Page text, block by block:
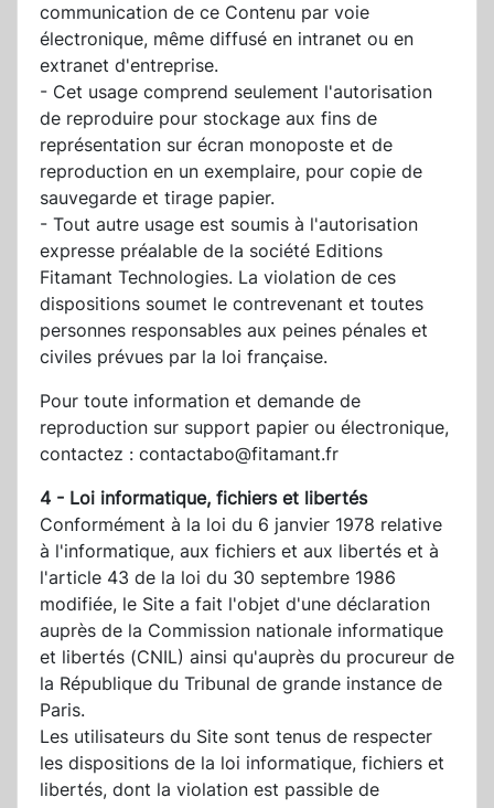
communication de ce Contenu par voie
électronique, même diffusé en intranet ou en
extranet d'entreprise.
- Cet usage comprend seulement l'autorisation
de reproduire pour stockage aux fins de
représentation sur écran monoposte et de
reproduction en un exemplaire, pour copie de
sauvegarde et tirage papier.
- Tout autre usage est soumis à l'autorisation
expresse préalable de la société Editions
Fitamant Technologies. La violation de ces
dispositions soumet le contrevenant et toutes
personnes responsables aux peines pénales et
civiles prévues par la loi française.
Pour toute information et demande de
reproduction sur support papier ou électronique,
contactez : contactabo@fitamant.fr
4 - Loi informatique, fichiers et libertés
Conformément à la loi du 6 janvier 1978 relative
à l'informatique, aux fichiers et aux libertés et à
l'article 43 de la loi du 30 septembre 1986
modifiée, le Site a fait l'objet d'une déclaration
auprès de la Commission nationale informatique
et libertés (CNIL) ainsi qu'auprès du procureur de
la République du Tribunal de grande instance de
Paris.
Les utilisateurs du Site sont tenus de respecter
les dispositions de la loi informatique, fichiers et
libertés, dont la violation est passible de